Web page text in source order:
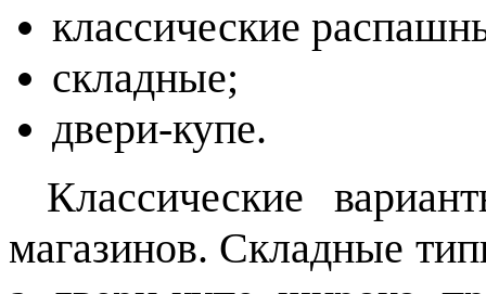
классические
складные;
двери-купе.
Классические
магазинов. Складные